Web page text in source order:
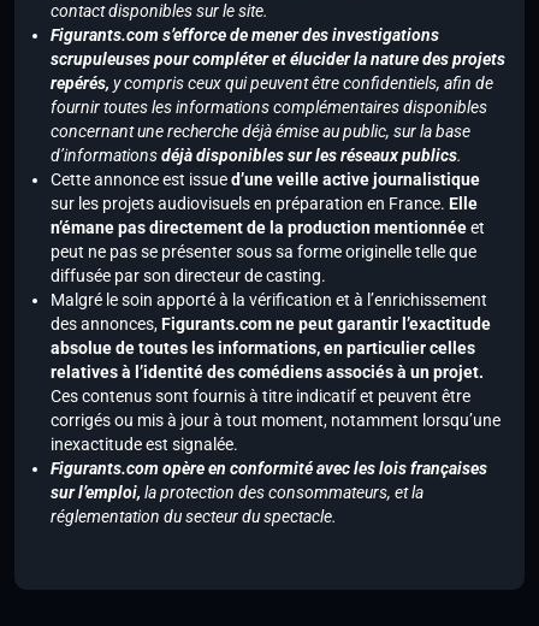
contact disponibles sur le site.
Figurants.com s’efforce de mener des investigations
scrupuleuses pour compléter et élucider la nature des projets
repérés, y compris ceux qui peuvent être confidentiels, afin de
fournir toutes les informations complémentaires disponibles
concernant une recherche déjà émise au public, sur la base
d’informationsdéjà disponibles sur les réseaux publics.
Cette annonce est issued’une veille active journalistique
sur les projets audiovisuels en préparation en France. Elle
n’émane pas directement de la production mentionnéeet
peut ne pas se présenter sous sa forme originelle telle que
diffusée par son directeur de casting.
Malgré le soin apporté à la vérification et à l’enrichissement
des annonces,Figurants.com ne peut garantir l’exactitude
absolue de toutes les informations, en particulier celles
relatives à l’identité des comédiens associés à un projet.
Ces contenus sont fournis à titre indicatif et peuvent être
corrigés ou mis à jour à tout moment, notamment lorsqu’une
inexactitude est signalée.
Figurants.com opère en conformité avec les lois françaises
sur l’emploi, la protection des consommateurs, et la
réglementation du secteur du spectacle.